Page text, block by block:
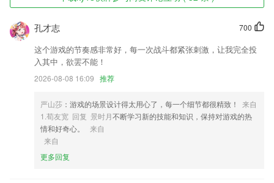
ky18棋牌软件特色
1,◆ 真实用户分享：现在可以发视频、音频、图文啦，随时记录，即时
分享，还有更多同行小伙伴一起互动！
2,实时掌握账户的结算管理方式，实时管理账户内容
3,各种场景无需打字，一键怼人不费劲
渐进的积累单词量,增加学习英语的兴趣,大胆开口说英语
5,很详尽的党建新闻，设置党建专题，详细播报最新党建新闻，根据了解
党建动态；
6,个人档案，根据自己的工作经历，系统生成专属的档案信息；
700
孔才志
这个游戏的节奏感非常好，每一次战斗都紧张刺激，让我完全投
入其中，欲罢不能！
2026-08-08 16:09 推荐
严山莎 ：游戏的场景设计得太用心了，每一个细节都很精致！
来自
1.荀友宽 回复 景时月不断学习新的技能和知识，保持对游戏的热
情和好奇心。
来自
来自
更多回复